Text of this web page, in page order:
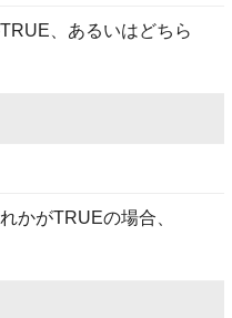
、あるいはどちら
かがTRUEの場合、